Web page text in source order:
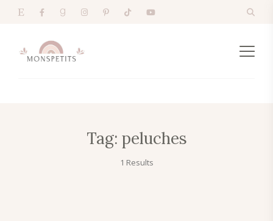
Tag: peluches
1 Results